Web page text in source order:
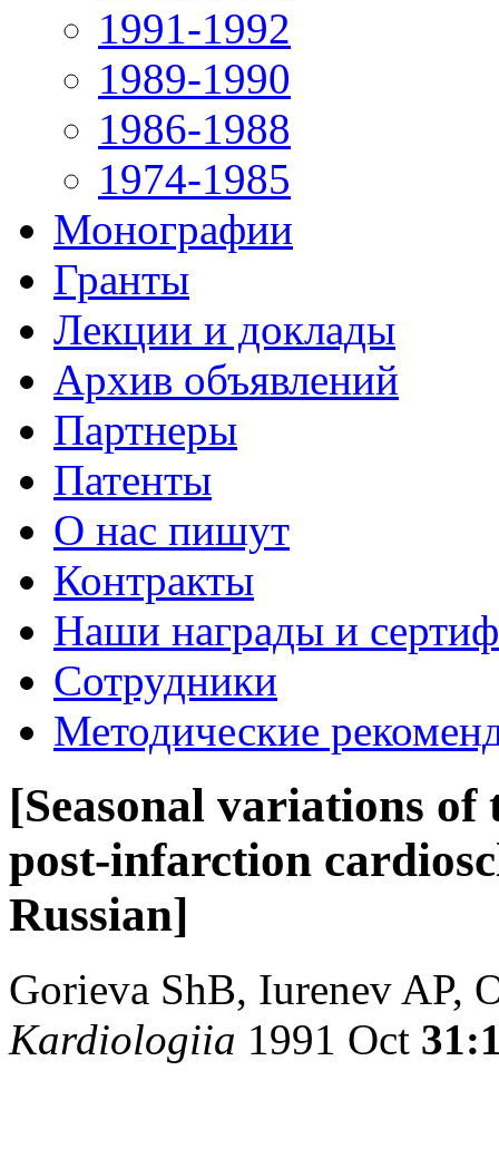
1991-1992
1989-1990
1986-1988
1974-1985
Монографии
Гранты
Лекции и доклады
Архив объявлений
Партнеры
Патенты
О нас пишут
Контракты
Наши награды и
Сотрудники
Методические
[Seasonal variations
post-infarction
Russian]
Gorieva ShB, Iurenev AP,
Kardiologiia 1991 Oct